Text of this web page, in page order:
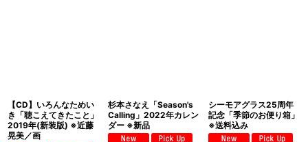
【CD】いろんなためい
き「聴こえてきたこと」
2019年(新装版) ※近藤
晃美／画
杉本さなえ「Season's
Calling」2022年カレン
ダー ※新品
シーモアグラス25周年
記念「季節のお便り箱」
※送料込み